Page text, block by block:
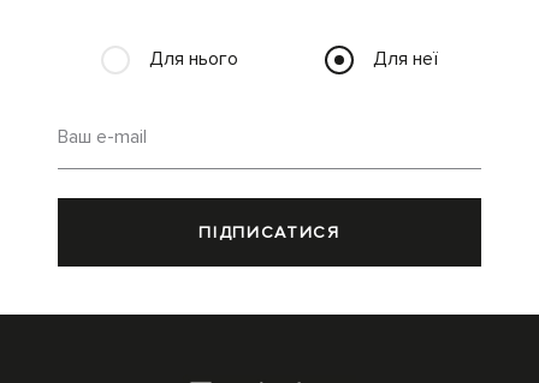
Для нього Для неї
Ваш e-mail
ПІДПИСАТИСЯ